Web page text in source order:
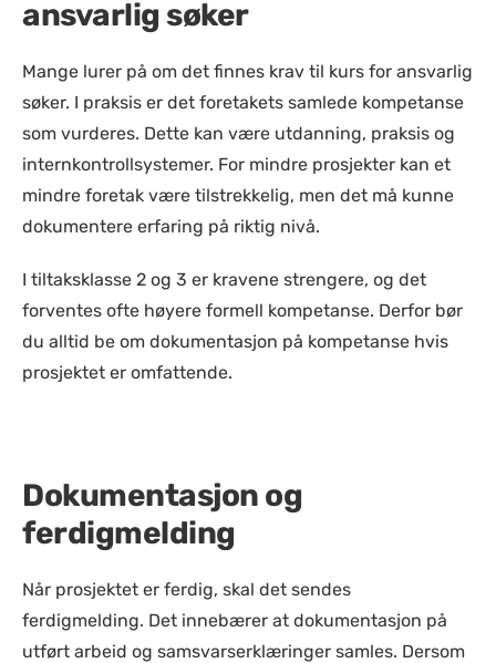
ansvarlig søker
Mange lurer på om det finnes krav til kurs for ansvarlig
søker. I praksis er det foretakets samlede kompetanse
som vurderes. Dette kan være utdanning, praksis og
internkontrollsystemer. For mindre prosjekter kan et
mindre foretak være tilstrekkelig, men det må kunne
dokumentere erfaring på riktig nivå.
I tiltaksklasse 2 og 3 er kravene strengere, og det
forventes ofte høyere formell kompetanse. Derfor bør
du alltid be om dokumentasjon på kompetanse hvis
prosjektet er omfattende.
Dokumentasjon og
ferdigmelding
Når prosjektet er ferdig, skal det sendes
ferdigmelding. Det innebærer at dokumentasjon på
utført arbeid og samsvarserklæringer samles. Dersom